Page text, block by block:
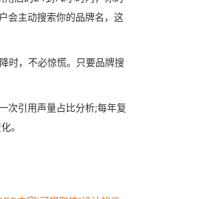
会主动搜索你的品牌名，这
时，不必惊慌。只要品牌搜
次引用声量占比分析;每年复
。